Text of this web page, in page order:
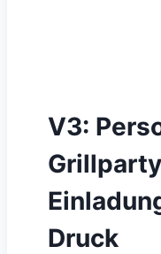
V3:
Grillparty
Druck